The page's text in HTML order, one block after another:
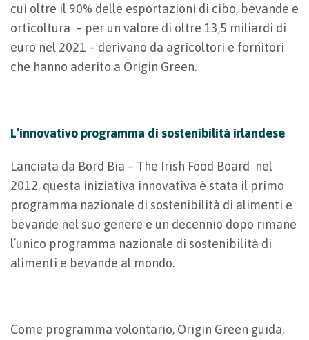
cui oltre il 90% delle esportazioni di cibo, bevande e
orticoltura – per un valore di oltre 13,5 miliardi di
euro nel 2021 – derivano da agricoltori e fornitori
che hanno aderito a Origin Green.
L’innovativo programma di sostenibilità irlandese
Lanciata da Bord Bia – The Irish Food Board nel
2012, questa iniziativa innovativa è stata il primo
programma nazionale di sostenibilità di alimenti e
bevande nel suo genere e un decennio dopo rimane
l’unico programma nazionale di sostenibilità di
alimenti e bevande al mondo.
Come programma volontario, Origin Green guida,